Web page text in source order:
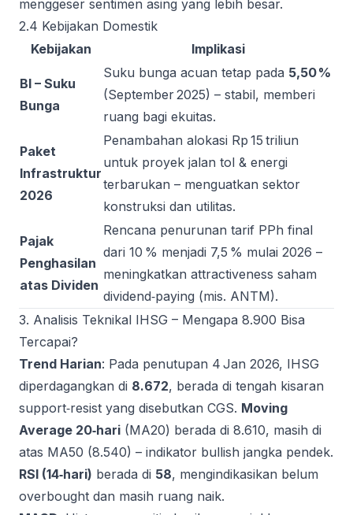
menggeser sentimen asing yang lebih besar.
2.4 Kebijakan Domestik
Kebijakan
Implikasi
BI – Suku
Bunga
Suku bunga acuan tetap pada 5,50 %
(September 2025) – stabil, memberi
ruang bagi ekuitas.
Paket
Infrastruktur
2026
Penambahan alokasi Rp 15 triliun
untuk proyek jalan tol & energi
terbarukan – menguatkan sektor
konstruksi dan utilitas.
Pajak
Penghasilan
atas Dividen
Rencana penurunan tarif PPh final
dari 10 % menjadi 7,5 % mulai 2026 –
meningkatkan attractiveness saham
dividend‑paying (mis. ANTM).
3. Analisis Teknikal IHSG – Mengapa 8.900 Bisa
Tercapai?
Trend Harian: Pada penutupan 4 Jan 2026, IHSG
diperdagangkan di 8.672, berada di tengah kisaran
support‑resist yang disebutkan CGS. Moving
Average 20‑hari (MA20) berada di 8.610, masih di
atas MA50 (8.540) – indikator bullish jangka pendek.
RSI (14‑hari) berada di 58, mengindikasikan belum
overbought dan masih ruang naik.